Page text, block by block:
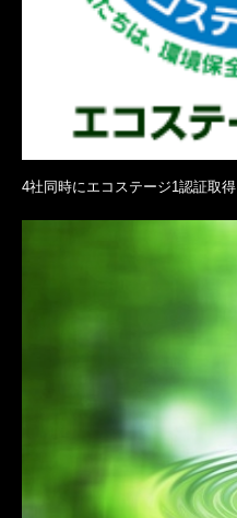
4社同時にエコステージ1認証取得